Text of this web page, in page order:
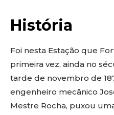
História
Foi nesta Estação que
primeira vez, ainda no
tarde de novembro de
engenheiro mecânico
Mestre Rocha, puxou